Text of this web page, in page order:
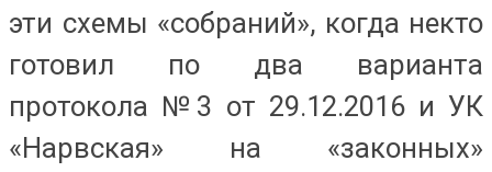
эти схемы «собраний», когда некто
готовил по два варианта
протокола №3 от 29.12.2016 и УК
«Нарвская» на «законных»